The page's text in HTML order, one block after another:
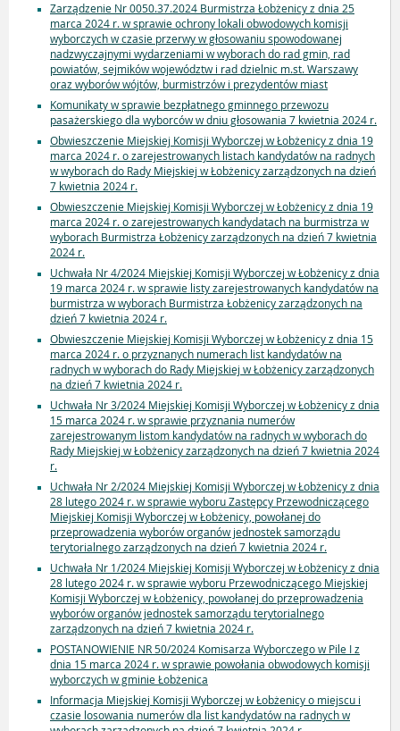
Zarządzenie Nr 0050.37.2024 Burmistrza Łobżenicy z dnia 25
marca 2024 r. w sprawie ochrony lokali obwodowych komisji
wyborczych w czasie przerwy w głosowaniu spowodowanej
nadzwyczajnymi wydarzeniami w wyborach do rad gmin, rad
powiatów, sejmików województw i rad dzielnic m.st. Warszawy
oraz wyborów wójtów, burmistrzów i prezydentów miast
Komunikaty w sprawie bezpłatnego gminnego przewozu
pasażerskiego dla wyborców w dniu głosowania 7 kwietnia 2024 r.
Obwieszczenie Miejskiej Komisji Wyborczej w Łobżenicy z dnia 19
marca 2024 r. o zarejestrowanych listach kandydatów na radnych
w wyborach do Rady Miejskiej w Łobżenicy zarządzonych na dzień
7 kwietnia 2024 r.
Obwieszczenie Miejskiej Komisji Wyborczej w Łobżenicy z dnia 19
marca 2024 r. o zarejestrowanych kandydatach na burmistrza w
wyborach Burmistrza Łobżenicy zarządzonych na dzień 7 kwietnia
2024 r.
Uchwała Nr 4/2024 Miejskiej Komisji Wyborczej w Łobżenicy z dnia
19 marca 2024 r. w sprawie listy zarejestrowanych kandydatów na
burmistrza w wyborach Burmistrza Łobżenicy zarządzonych na
dzień 7 kwietnia 2024 r.
Obwieszczenie Miejskiej Komisji Wyborczej w Łobżenicy z dnia 15
marca 2024 r. o przyznanych numerach list kandydatów na
radnych w wyborach do Rady Miejskiej w Łobżenicy zarządzonych
na dzień 7 kwietnia 2024 r.
Uchwała Nr 3/2024 Miejskiej Komisji Wyborczej w Łobżenicy z dnia
15 marca 2024 r. w sprawie przyznania numerów
zarejestrowanym listom kandydatów na radnych w wyborach do
Rady Miejskiej w Łobżenicy zarządzonych na dzień 7 kwietnia 2024
r.
Uchwała Nr 2/2024 Miejskiej Komisji Wyborczej w Łobżenicy z dnia
28 lutego 2024 r. w sprawie wyboru Zastępcy Przewodniczącego
Miejskiej Komisji Wyborczej w Łobżenicy, powołanej do
przeprowadzenia wyborów organów jednostek samorządu
terytorialnego zarządzonych na dzień 7 kwietnia 2024 r.
Uchwała Nr 1/2024 Miejskiej Komisji Wyborczej w Łobżenicy z dnia
28 lutego 2024 r. w sprawie wyboru Przewodniczącego Miejskiej
Komisji Wyborczej w Łobżenicy, powołanej do przeprowadzenia
wyborów organów jednostek samorządu terytorialnego
zarządzonych na dzień 7 kwietnia 2024 r.
POSTANOWIENIE NR 50/2024 Komisarza Wyborczego w Pile I z
dnia 15 marca 2024 r. w sprawie powołania obwodowych komisji
wyborczych w gminie Łobżenica
Informacja Miejskiej Komisji Wyborczej w Łobżenicy o miejscu i
czasie losowania numerów dla list kandydatów na radnych w